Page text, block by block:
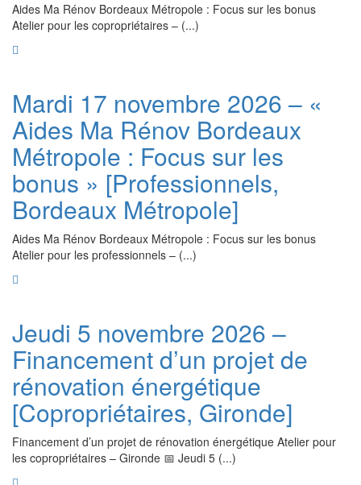
Aides Ma Rénov Bordeaux Métropole : Focus sur les bonus
Atelier pour les copropriétaires – (...)
Mardi 17 novembre 2026 – «
Aides Ma Rénov Bordeaux
Métropole : Focus sur les
bonus » [Professionnels,
Bordeaux Métropole]
Aides Ma Rénov Bordeaux Métropole : Focus sur les bonus
Atelier pour les professionnels – (...)
Jeudi 5 novembre 2026 –
Financement d’un projet de
rénovation énergétique
[Copropriétaires, Gironde]
Financement d’un projet de rénovation énergétique Atelier pour
les copropriétaires – Gironde 📅 Jeudi 5 (...)